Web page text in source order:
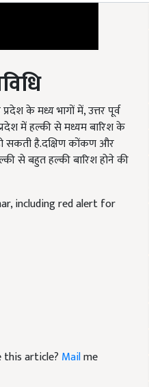
के मध्य भागों में, उत्तर पूर्व
में हल्की से मध्यम बारिश के
हो सकती है.दक्षिण कोंकण और
से बहुत हल्की बारिश होने की
including red alert for
article?